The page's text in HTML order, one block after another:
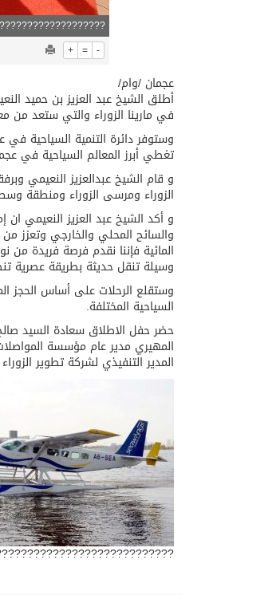
+ = -
عجمان /وام/
أطلق الشيخ عبد العزيز بن حميد
في مارينا الزوراء والتي ستعد من
تغطي أبرز المعالم السياحية في
و قام الشيخ عبدالعزيز النعيمي
الزوراء ومرسى الزوراء ومنطقة
و أكد الشيخ عبد العزيز النعيمي
والسائح المحلي والخارجي وتعزز
المائية فإننا نقدم فرصة فريدة من
وسيلة تنقل حديثة بطريقة عصرية
وستقلع الرحلات على أساس الحجز
السياحية المختلفة.
حضر حفل الاطلاق سعادة السيد
المهيري مدير عام مؤسسة
المدير التنفيذي لشركة تطوير